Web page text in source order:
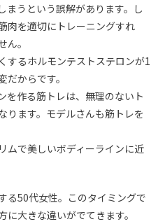
まうという誤解があります。し
肉を適切にトレーニングすれ
。
するホルモンテストステロンが1
からです。
を作る筋トレは、無理のないト
ります。モデルさんも筋トレを
ムで美しいボディーラインに近
る50代女性。このタイミングで
大きな違いがでてきます。